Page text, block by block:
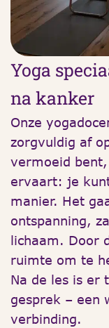
Yoga
na kanker
Onze
zorgvuldig af
vermoeid
ervaart: je
manier. Het
ontspanning,
lichaam. Door
ruimte om te
Na de les is er
gesprek – een
verbinding.